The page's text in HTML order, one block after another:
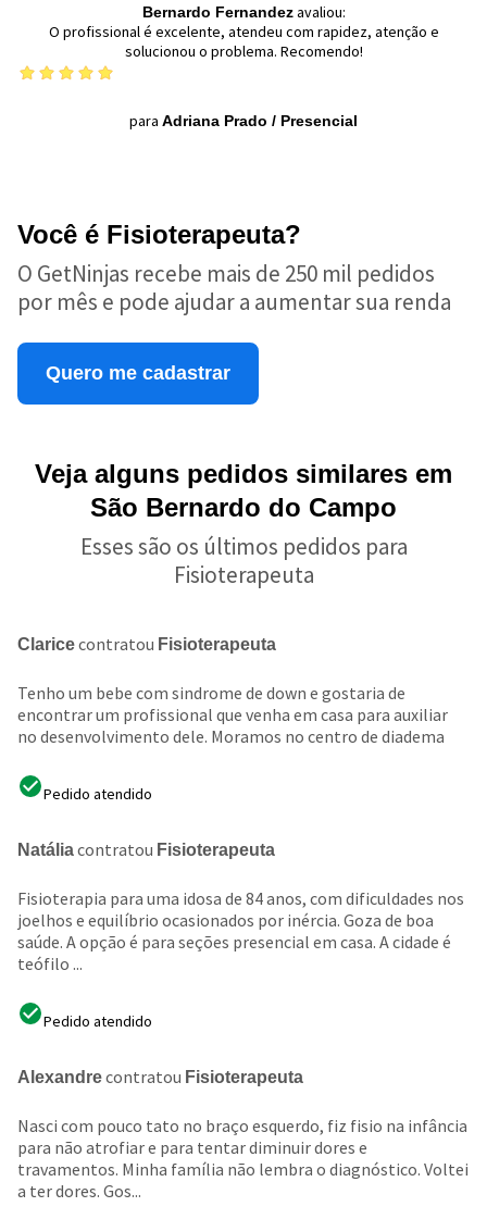
Bernardo Fernandezavaliou:
O profissional é excelente, atendeu com rapidez, atenção e
solucionou o problema. Recomendo!
para Adriana Prado / Presencial
Você é Fisioterapeuta?
O GetNinjas recebe mais de 250 mil pedidos
por mês e pode ajudar a aumentar sua renda
Quero me cadastrar
Veja alguns pedidos similares em
São Bernardo do Campo
Esses são os últimos pedidos para
Fisioterapeuta
Claricecontratou Fisioterapeuta
Tenho um bebe com sindrome de down e gostaria de
encontrar um profissional que venha em casa para auxiliar
no desenvolvimento dele. Moramos no centro de diadema
Pedido atendido
Natáliacontratou Fisioterapeuta
Fisioterapia para uma idosa de 84 anos, com dificuldades nos
joelhos e equilíbrio ocasionados por inércia. Goza de boa
saúde. A opção é para seções presencial em casa. A cidade é
teófilo ...
Pedido atendido
Alexandrecontratou Fisioterapeuta
Nasci com pouco tato no braço esquerdo, fiz fisio na infância
para não atrofiar e para tentar diminuir dores e
travamentos. Minha família não lembra o diagnóstico. Voltei
a ter dores. Gos...